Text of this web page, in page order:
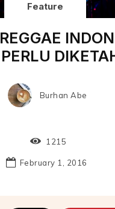
Feature
Burhan Abe
1215
February 1, 2016